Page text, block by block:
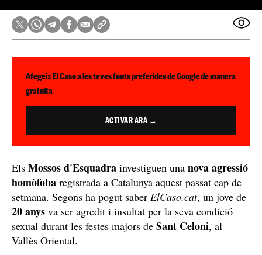
Afegeix El Caso a les teves fonts preferides de Google de manera
gratuïta
ACTIVAR ARA →
Els Mossos d'Esquadra investiguen una nova agressió
homòfoba registrada a Catalunya aquest passat cap de
setmana. Segons ha pogut saber ElCaso.cat, un jove de
20 anys va ser agredit i insultat per la seva condició
sexual durant les festes majors de Sant Celoni, al
Vallès Oriental.